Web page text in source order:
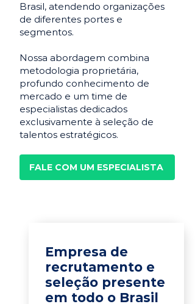
Brasil, atendendo organizações
de diferentes portes e
segmentos.
Nossa abordagem combina
metodologia proprietária,
profundo conhecimento de
mercado e um time de
especialistas dedicados
exclusivamente à seleção de
talentos estratégicos.
FALE COM UM ESPECIALISTA
Empresa de
recrutamento e
seleção presente
em todo o Brasil